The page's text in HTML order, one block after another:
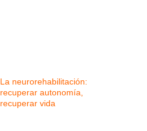
La neurorehabilitación:
recuperar autonomía,
recuperar vida